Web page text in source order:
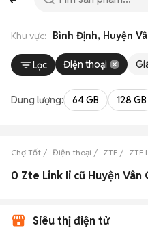
Khu vực: Bình Định, Huyện
Lọc Điện thoại
Dung lượng: 64 GB 128 GB
Chợ Tốt Điện thoại ZTE ZTE
0 Zte Link Ii cũ Huyện Vân
Siêu thị điện tử